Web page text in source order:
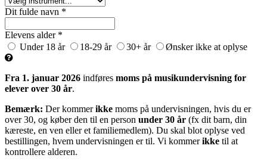
Dit fulde navn *
Elevens alder *
Under 18 år
18-29 år 30+ år Ønsker ikke at oplyse
Fra 1. januar 2026 indføres moms på musikundervisning for
elever over 30 år.
Bemærk: Der kommerikke moms på undervisningen, hvis du er
over 30, og køber den til en person under 30 år (fx dit barn, din
kæreste, en ven eller et familiemedlem). Du skal blot oplyse ved
bestillingen, hvem undervisningen er til. Vi kommerikke til at
kontrollere alderen.